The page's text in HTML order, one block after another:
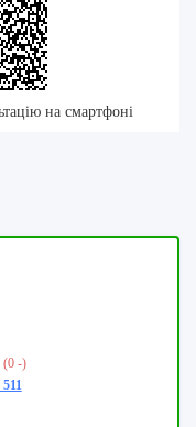
на смартфоні
(0 -)